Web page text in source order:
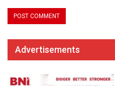
Advertisements